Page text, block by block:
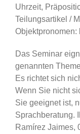
Uhrzeit,
Teilungsartikel /
Objektpronomen:
Das Seminar
genannten
Es richtet sich
Wenn Sie nicht
Sie geeignet ist,
Sprachberatung.
Ramírez Jaimes,